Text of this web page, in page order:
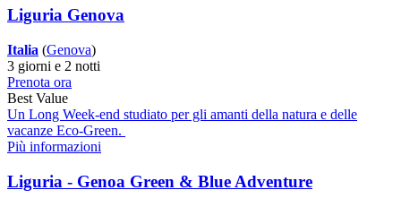
Liguria Genova
Italia (Genova)
3 giorni e 2 notti
Prenota ora
Best Value
Un Long Week-end studiato per gli amanti della natura e delle
vacanze Eco-Green.
Più informazioni
Liguria - Genoa Green & Blue Adventure